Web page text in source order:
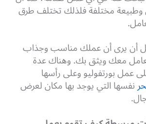
مختلفة فلذلك تختلف طرق
أن يرى أن عملك مناسب وجذاب
معك ويثق بك.وهناك عدة
عمل بورتفوليو وعلى رأسها
نفسها التي يوجد بها مكان لعرض